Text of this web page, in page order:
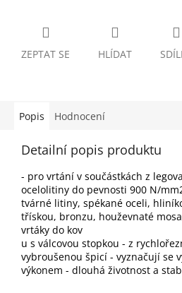
ZEPTAT SE HLÍDAT
Popis Hodnocení
Detailní popis produktu
- pro vrtání v součástkách z
ocelolitiny do pevnosti 900 N/
tvárné litiny, spékané oceli,
třískou, bronzu, houževnaté
vrtáky do kov
u s válcovou stopkou - z
vybroušenou špicí - vyznačují se
výkonem - dlouhá životnost a